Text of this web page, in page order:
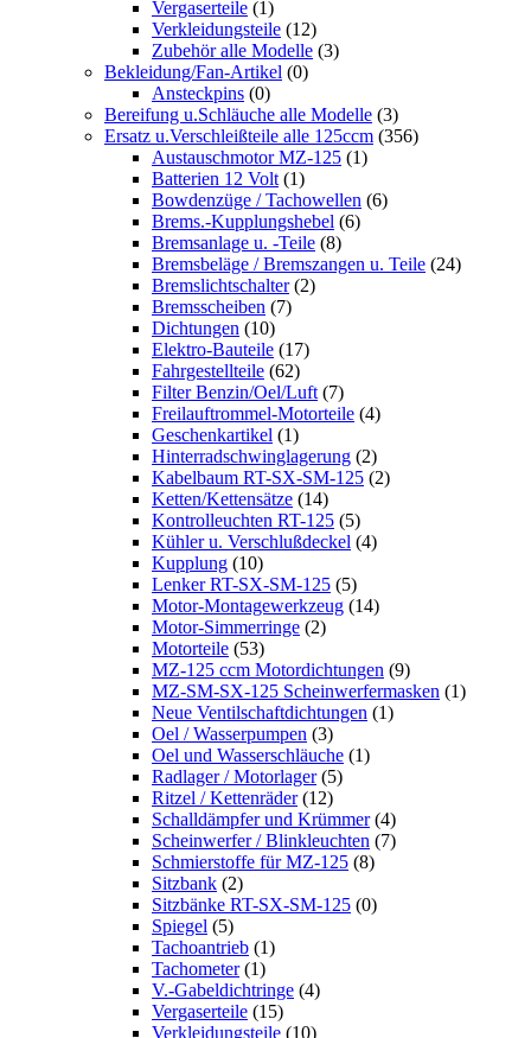
Vergaserteile (1)
Verkleidungsteile (12)
Zubehör alle Modelle (3)
Bekleidung/Fan-Artikel (0)
Ansteckpins (0)
Bereifung u.Schläuche alle Modelle (3)
Ersatz u.Verschleißteile alle 125ccm (356)
Austauschmotor MZ-125 (1)
Batterien 12 Volt (1)
Bowdenzüge / Tachowellen (6)
Brems.-Kupplungshebel (6)
Bremsanlage u. -Teile (8)
Bremsbeläge / Bremszangen u. Teile (24)
Bremslichtschalter (2)
Bremsscheiben (7)
Dichtungen (10)
Elektro-Bauteile (17)
Fahrgestellteile (62)
Filter Benzin/Oel/Luft (7)
Freilauftrommel-Motorteile (4)
Geschenkartikel (1)
Hinterradschwinglagerung (2)
Kabelbaum RT-SX-SM-125 (2)
Ketten/Kettensätze (14)
Kontrolleuchten RT-125 (5)
Kühler u. Verschlußdeckel (4)
Kupplung (10)
Lenker RT-SX-SM-125 (5)
Motor-Montagewerkzeug (14)
Motor-Simmerringe (2)
Motorteile (53)
MZ-125 ccm Motordichtungen (9)
MZ-SM-SX-125 Scheinwerfermasken (1)
Neue Ventilschaftdichtungen (1)
Oel / Wasserpumpen (3)
Oel und Wasserschläuche (1)
Radlager / Motorlager (5)
Ritzel / Kettenräder (12)
Schalldämpfer und Krümmer (4)
Scheinwerfer / Blinkleuchten (7)
Schmierstoffe für MZ-125 (8)
Sitzbank (2)
Sitzbänke RT-SX-SM-125 (0)
Spiegel (5)
Tachoantrieb (1)
Tachometer (1)
V.-Gabeldichtringe (4)
Vergaserteile (15)
Verkleidungsteile (10)